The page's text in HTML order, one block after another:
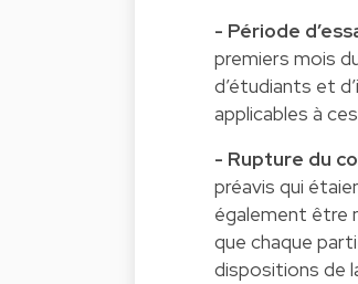
- Période
premiers mois
d’étudiants et
applicables à
- Rupture du
préavis qui
également être
que chaque
dispositions de